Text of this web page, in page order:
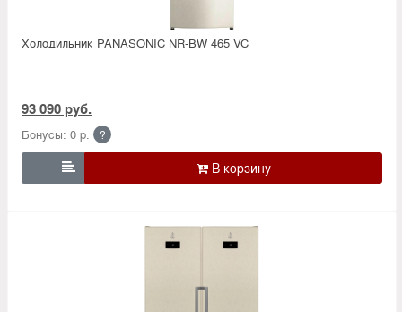
Холодильник PANASONIC NR-BW 465 VC
93 090 руб.
Бонусы: 0 р. ?
